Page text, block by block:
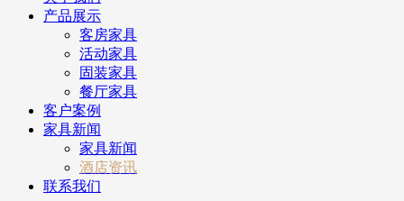
产品展示
客房家具
活动家具
固装家具
餐厅家具
客户案例
家具新闻
家具新闻
酒店资讯
联系我们